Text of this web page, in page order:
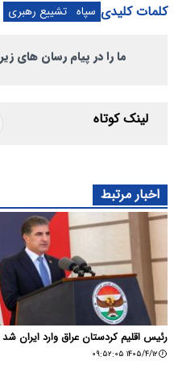
کلمات کلیدی سپاه تشییع رهبری
ما را در پیام رسان های
لینک کوتاه
اخبار مرتبط
رئیس اقلیم کردستان عراق وارد ایران شد
۱۴۰۵/۴/۱۲ ۰۹:۵۲:۰۵